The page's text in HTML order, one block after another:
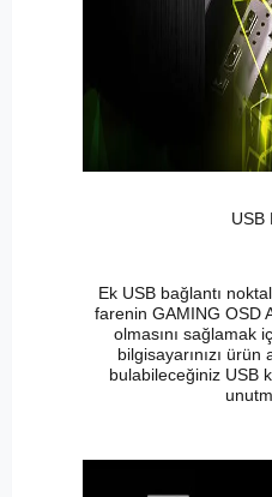
USB
Ek USB bağlantı
farenin GAMING OSD
olmasını sağlamak
bilgisayarınızı
bulabileceğiniz USB